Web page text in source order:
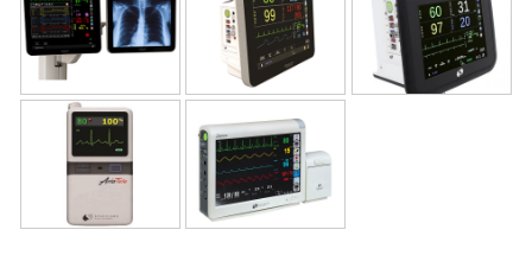
重症生理監視器 多參數生理監視器 轉送型生理監視器
心電圖血氧監視器
多功能生理監視器
elance